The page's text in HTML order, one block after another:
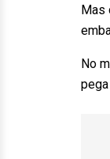
Mas
No